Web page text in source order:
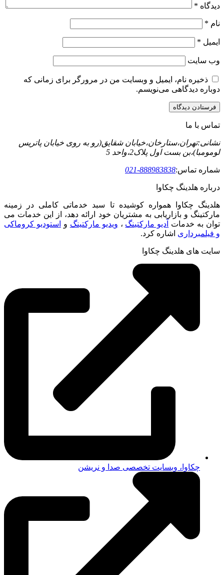
دیدگاه *
نام *
ایمیل *
وب‌ سایت
ذخیره نام، ایمیل و وبسایت من در مرورگر برای زمانی که
دوباره دیدگاهی می‌نویسم.
تماس با ما
نشانی:تهران،ستارخان،خیابان شقایق(رو به روی خیابان پاتریس
لومومبا)،بن بست اول پلاک2،واحد 5
شماره تماس:888983838-021
درباره هلدینگ چکاوا
هلدینگ چکاوا همواره کوشیده تا سبد خدماتی کاملی در زمینه
مارکتینگ و بازاریابی به مشتریان خود ارائه دهد، از این خدمات می
توان به خدمات آدیو مارکتینگ ، ویدیو مارکتینگ و
استودیو کروماکی
و فیلمبرداری اشاره کرد.
سایت های هلدینگ چکاوا
چکاوا، وبسایت تخصصی صدا و نریشن